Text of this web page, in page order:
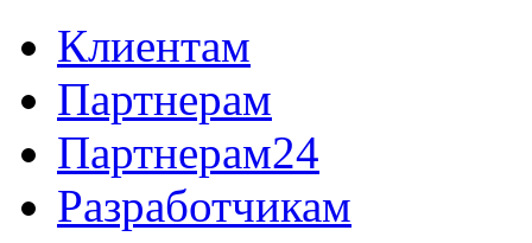
Клиентам
Партнерам
Партнерам24
Разработчикам